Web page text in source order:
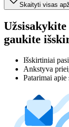
Skaityti visas
gaukite
Išskirtiniai
Ankstyva
Patarimai